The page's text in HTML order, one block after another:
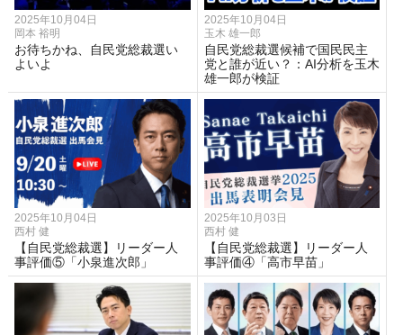
2025年10月04日
岡本 裕明
お待ちかね、自民党総裁選い
よいよ
2025年10月04日
玉木 雄一郎
自民党総裁選候補で国民民主
党と誰が近い？：AI分析を玉木
雄一郎が検証
2025年10月04日
西村 健
【自民党総裁選】リーダー人
事評価⑤「小泉進次郎」
2025年10月03日
西村 健
【自民党総裁選】リーダー人
事評価④「高市早苗」